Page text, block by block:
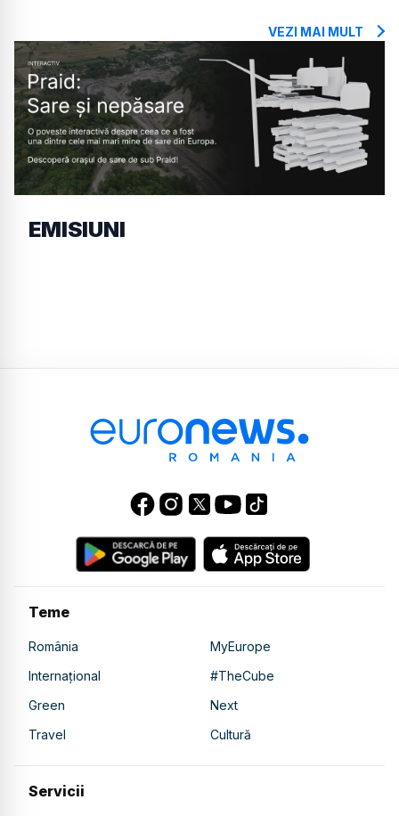
VEZI MAI MULT
EMISIUNI
Teme
România
MyEurope
Internațional
#TheCube
Green
Next
Travel
Cultură
Servicii